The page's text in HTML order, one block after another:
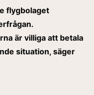
flygbolaget
är villiga att betala
situation, säger